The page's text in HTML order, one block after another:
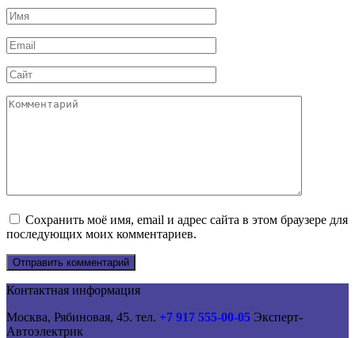
Имя
*
Email
*
Сайт
Комментарий
Сохранить моё имя, email и адрес сайта в этом браузере для
последующих моих комментариев.
Контактная информация
Москва, Рябиновая, 45. тел. +7 917 555-00-05 Эксперт-
Автоэлектрик